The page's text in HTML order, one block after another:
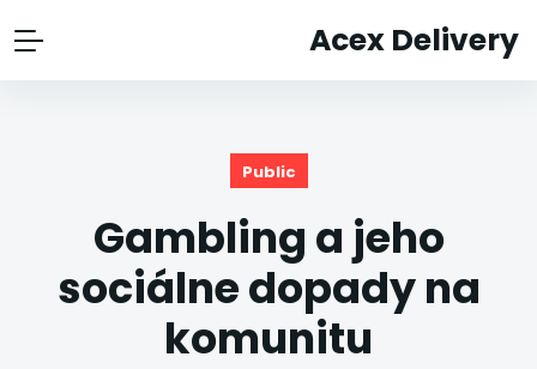
Acex Delivery
Public
Gambling a jeho
sociálne dopady na
komunitu